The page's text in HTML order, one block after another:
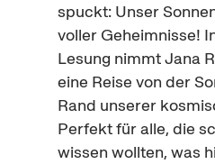
spuckt: Unser
voller Geheimnisse!
Lesung nimmt Jana
eine Reise von der
Rand unserer
Perfekt für alle, die
wissen wollten, was